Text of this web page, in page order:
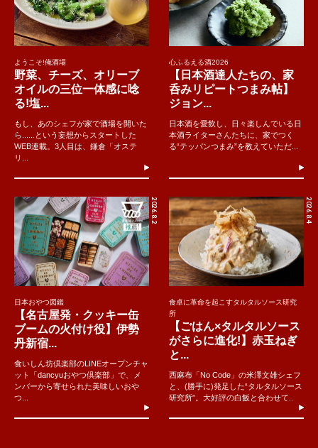
ようこそ!俺酒場
野菜、チーズ、オリーブ
オイルの三位一体感に唸
る!塩...
もし、あのシェフが家で酒場を開いた
ら......という妄想からスタートした
WEB連載。3人目は、鎌倉「オステ
リ...
心ふるえる酒2026
【日本酒達人たちの、家
呑みリピートつまみ帖】
ジョン...
日本酒を愛飲し、日々楽しんでいる日
本酒ライターさんたちに、家でつく
る“テッパンつまみ”を教えていただ...
2026.8.2
日本おやつ図鑑
【名古屋発・クッキー缶
ブームの火付け役】伊勢
丹新宿...
食いしん坊倶楽部のLINEオープンチャ
ット「dancyuおやつ倶楽部」で、メ
ンバーから寄せられた美味しいおや
つ...
2026.8.4
食卓に革命を起こすタルタルソース研究
所
【ごはん×タルタルソース
がさらに進化!】赤玉ねぎ
と...
西麻布「No Code」の米澤文雄シェフ
と、(勝手に)発足した“タルタルソース
研究所”。大好評の白飯と合わせて..